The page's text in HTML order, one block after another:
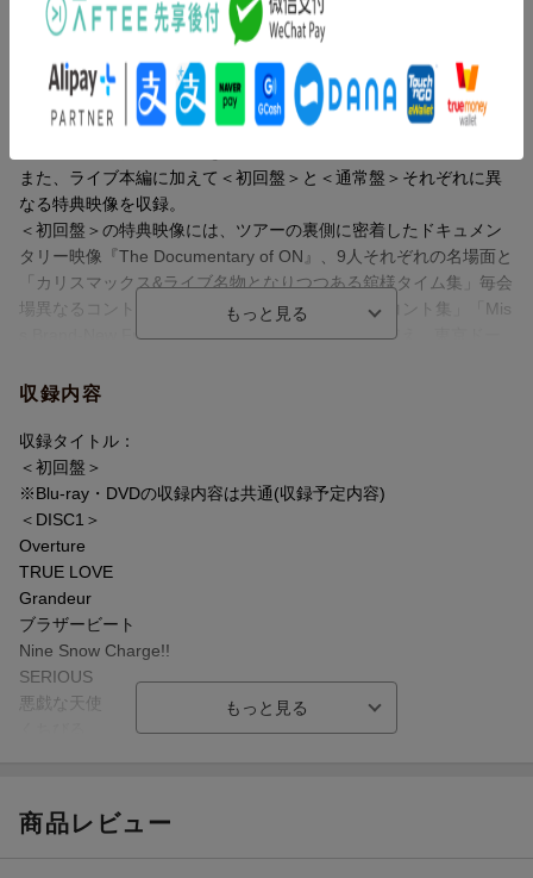
Snow Manの5大ドームツアー「Snow Man Dome Tour 2025-2026
ON」のBlu-ray & DVDが7月1日(水)に発売決定！
本作品は、5th Album「音故知新」を引っさげ、全国5都市17公演
で約78万人を動員した自身最大級のツアーより、2025年12月26日
また、ライブ本編に加えて＜初回盤＞と＜通常盤＞それぞれに異
なる特典映像を収録。
＜初回盤＞の特典映像には、ツアーの裏側に密着したドキュメン
タリー映像『The Documentary of ON』、9人それぞれの名場面と
「カリスマックス&ライブ名物となりつつある舘様タイム集」毎会
場異なるコントコーナー「アイスクリーム屋さんコント集」「Mis
s Brand-New Friday Night キメカット集」などに加え、東京ドー
ダイジェスト」をコンパイルした『ON いいとこセレクショ
ーと共に楽しむことができる『メンバーセレクトLIVEビジュアル
コメンタリー』を収録。
＜通常盤＞の特典映像には、「Miss Brand-New Friday Night」
「約束は君と」「BOOST」の『マルチアングル映像』と、各公演
のMCをダイジェストで振り返る『MCダイジェスト集』、ツアー
最終日のWアンコールも含む、2026年1月18日・京セラドーム大
阪公演のダイジェスト映像を収録。
Snow Manの2年連続となる5大ドームツアーの模様を余すことな
く堪能できる大ボリューム・豪華収録内容の映像作品となってい
収録内容
収録タイトル：
＜初回盤＞
※Blu-ray・DVDの収録内容は共通(収録予定内容)
＜DISC1＞
Overture
TRUE LOVE
Grandeur
ブラザービート
Nine Snow Charge!!
SERIOUS
悪戯な天使
Miss Brand-New Friday Night
Symmetry
商品レビュー